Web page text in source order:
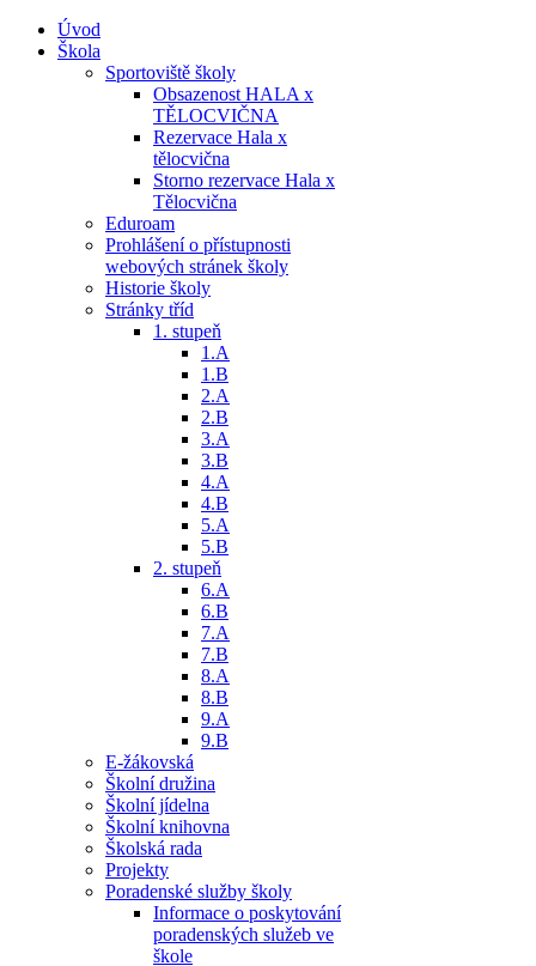
Úvod
Škola
Sportoviště školy
Obsazenost HALA x
TĚLOCVIČNA
Rezervace Hala x
tělocvična
Storno rezervace Hala x
Tělocvična
Eduroam
Prohlášení o přístupnosti
webových stránek školy
Historie školy
Stránky tříd
1. stupeň
1.A
1.B
2.A
2.B
3.A
3.B
4.A
4.B
5.A
5.B
2. stupeň
6.A
6.B
7.A
7.B
8.A
8.B
9.A
9.B
E-žákovská
Školní družina
Školní jídelna
Školní knihovna
Školská rada
Projekty
Poradenské služby školy
Informace o poskytování
poradenských služeb ve
škole